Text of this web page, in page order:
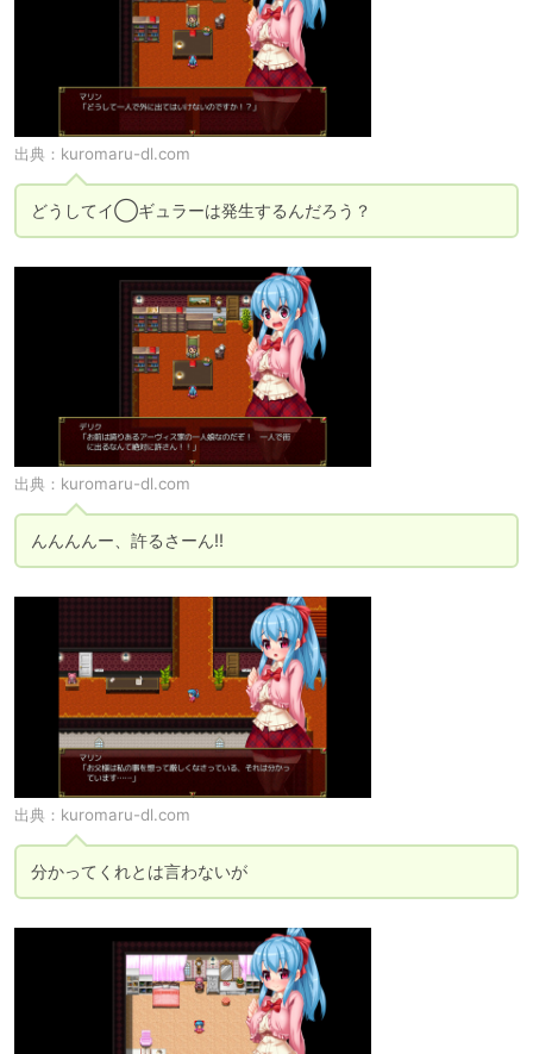
出典： kuromaru-dl.com
どうしてイ◯ギュラーは発生するんだろう？
出典： kuromaru-dl.com
んんんんー、許るさーん!!
出典： kuromaru-dl.com
分かってくれとは言わないが